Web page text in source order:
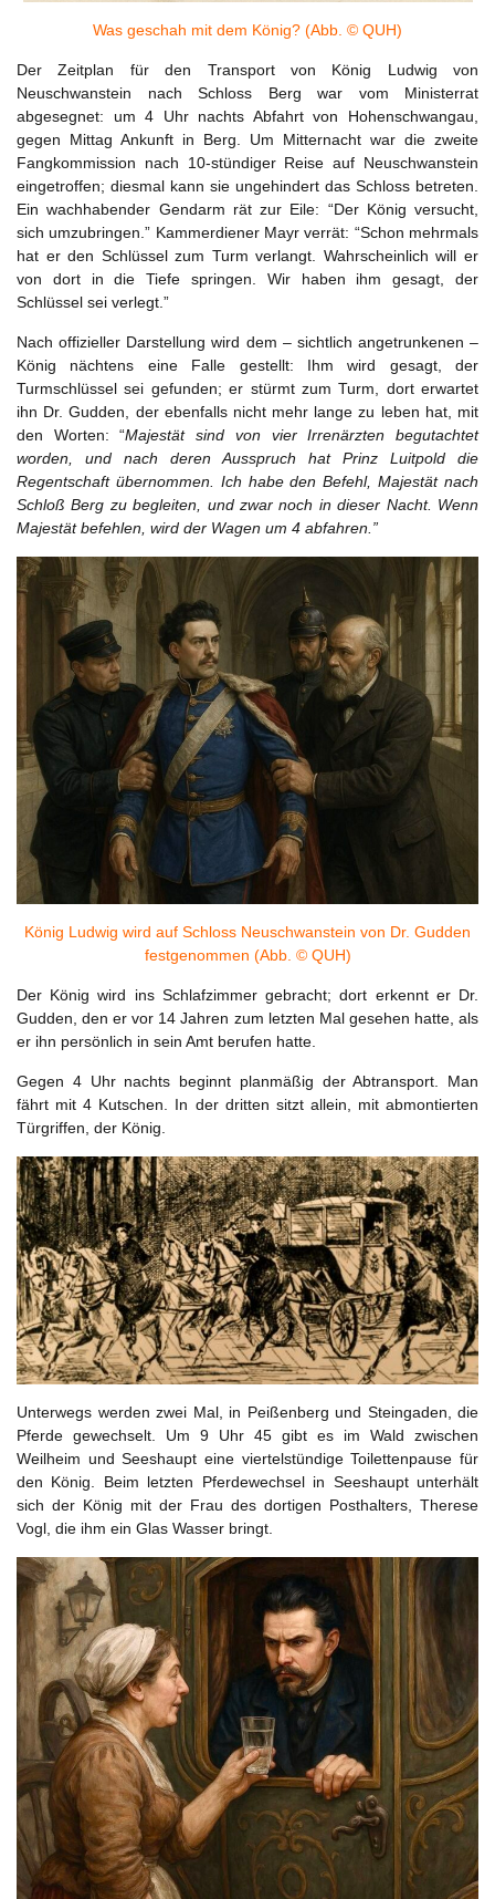
Was geschah mit dem König? (Abb. © QUH)
Der Zeitplan für den Transport von König Ludwig von
Neuschwanstein nach Schloss Berg war vom Ministerrat
abgesegnet: um 4 Uhr nachts Abfahrt von Hohenschwangau,
gegen Mittag Ankunft in Berg. Um Mitternacht war die zweite
Fangkommission nach 10-stündiger Reise auf Neuschwanstein
eingetroffen; diesmal kann sie ungehindert das Schloss betreten.
Ein wachhabender Gendarm rät zur Eile: “Der König versucht,
sich umzubringen.” Kammerdiener Mayr verrät: “Schon mehrmals
hat er den Schlüssel zum Turm verlangt. Wahrscheinlich will er
von dort in die Tiefe springen. Wir haben ihm gesagt, der
Schlüssel sei verlegt.”
Nach offizieller Darstellung wird dem – sichtlich angetrunkenen –
König nächtens eine Falle gestellt: Ihm wird gesagt, der
Turmschlüssel sei gefunden; er stürmt zum Turm, dort erwartet
ihn Dr. Gudden, der ebenfalls nicht mehr lange zu leben hat, mit
den Worten: “Majestät sind von vier Irrenärzten begutachtet
worden, und nach deren Ausspruch hat Prinz Luitpold die
Regentschaft übernommen. Ich habe den Befehl, Majestät nach
Schloß Berg zu begleiten, und zwar noch in dieser Nacht. Wenn
Majestät befehlen, wird der Wagen um 4 abfahren.”
König Ludwig wird auf Schloss Neuschwanstein von Dr. Gudden
festgenommen (Abb. © QUH)
Der König wird ins Schlafzimmer gebracht; dort erkennt er Dr.
Gudden, den er vor 14 Jahren zum letzten Mal gesehen hatte, als
er ihn persönlich in sein Amt berufen hatte.
Gegen 4 Uhr nachts beginnt planmäßig der Abtransport. Man
fährt mit 4 Kutschen. In der dritten sitzt allein, mit abmontierten
Türgriffen, der König.
Unterwegs werden zwei Mal, in Peißenberg und Steingaden, die
Pferde gewechselt. Um 9 Uhr 45 gibt es im Wald zwischen
Weilheim und Seeshaupt eine viertelstündige Toilettenpause für
den König. Beim letzten Pferdewechsel in Seeshaupt unterhält
sich der König mit der Frau des dortigen Posthalters, Therese
Vogl, die ihm ein Glas Wasser bringt.